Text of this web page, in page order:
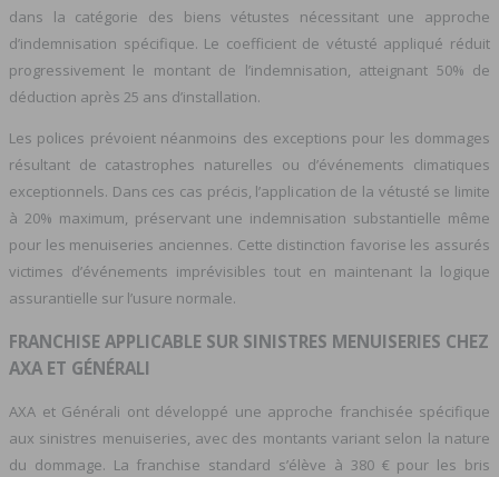
dans la catégorie des biens vétustes nécessitant une approche
d’indemnisation spécifique. Le coefficient de vétusté appliqué réduit
progressivement le montant de l’indemnisation, atteignant 50% de
déduction après 25 ans d’installation.
Les polices prévoient néanmoins des exceptions pour les dommages
résultant de catastrophes naturelles ou d’événements climatiques
exceptionnels. Dans ces cas précis, l’application de la vétusté se limite
à 20% maximum, préservant une indemnisation substantielle même
pour les menuiseries anciennes. Cette distinction favorise les assurés
victimes d’événements imprévisibles tout en maintenant la logique
assurantielle sur l’usure normale.
FRANCHISE APPLICABLE SUR SINISTRES MENUISERIES CHEZ
AXA ET GÉNÉRALI
AXA et Générali ont développé une approche franchisée spécifique
aux sinistres menuiseries, avec des montants variant selon la nature
du dommage. La franchise standard s’élève à 380 € pour les bris